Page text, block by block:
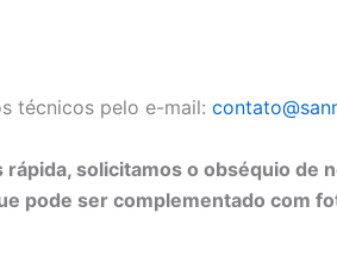
técnicos pelo e-mail:
solicitamos o obséquio de
pode ser complementado com